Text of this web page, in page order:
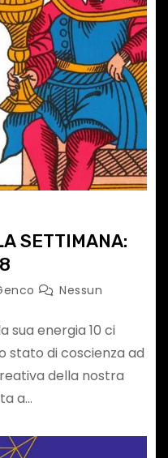
SETTIMANA:
Nessun
sua energia 10 ci
stato di coscienza ad
della nostra
a…